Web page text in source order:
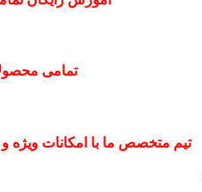
تمامی
تیم متخصص ما با امکانات ویژه